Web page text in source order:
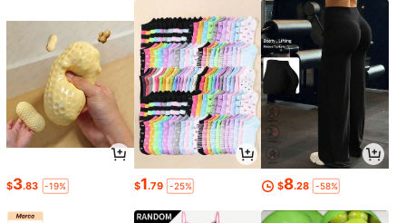
$3.83 -19% $1.79 -25% $8.28 -58%